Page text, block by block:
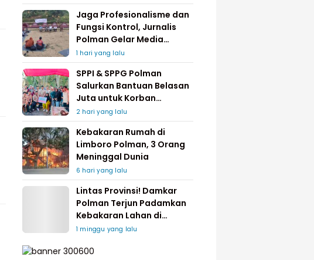
Jaga Profesionalisme dan
Fungsi Kontrol, Jurnalis
Polman Gelar Media
Gathering
1 hari yang lalu
SPPI & SPPG Polman
Salurkan Bantuan Belasan
Juta untuk Korban
Kebakaran di Limboro
2 hari yang lalu
Kebakaran Rumah di
Limboro Polman, 3 Orang
Meninggal Dunia
6 hari yang lalu
Lintas Provinsi! Damkar
Polman Terjun Padamkan
Kebakaran Lahan di
Pinrang
1 minggu yang lalu